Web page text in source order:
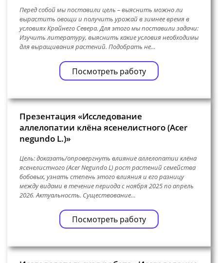
Перед собой мы поставили цель – выяснить можно ли
вырастить овощи и получить урожай в зимнее время в
условиях Крайнего Севера. Для этого мы поставили задачи:
Изучить литературу, выяснить какие условия необходимы
для выращивания растений. Подобрать не…
Посмотреть работу
Презентация «Исследование
аллелопатии клëна ясенелистного (Acer
negundo L.)»
Цель: доказать/опровергнуть влияние аллелопатии клëна
ясенелистного (Acer Negundo L) рост растений семейства
бобовых, узнать степень этого влияния и его разницу
между видами в течение периода с ноября 2025 по апрель
2026. Актуальность. Существование…
Посмотреть работу